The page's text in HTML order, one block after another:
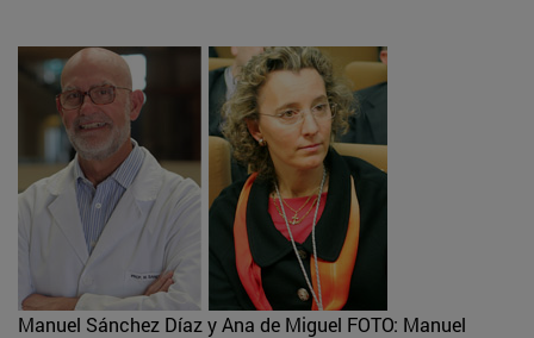
Manuel Sánchez Díaz y Ana de Miguel FOTO: Manuel